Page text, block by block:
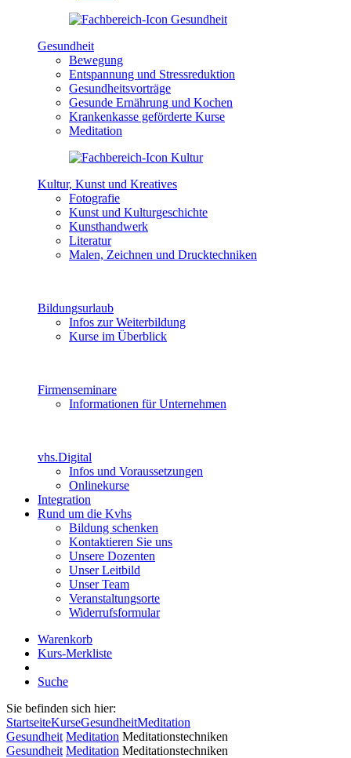
Gesundheit
Bewegung
Entspannung und Stressreduktion
Gesundheitsvorträge
Gesunde Ernährung und Kochen
Krankenkasse geförderte Kurse
Meditation
Kultur, Kunst und Kreatives
Fotografie
Kunst und Kulturgeschichte
Kunsthandwerk
Literatur
Malen, Zeichnen und Drucktechniken
Bildungsurlaub
Infos zur Weiterbildung
Kurse im Überblick
Firmenseminare
Informationen für Unternehmen
vhs.Digital
Infos und Voraussetzungen
Onlinekurse
Integration
Rund um die Kvhs
Bildung schenken
Kontaktieren Sie uns
Unsere Dozenten
Unser Leitbild
Unser Team
Veranstaltungsorte
Widerrufsformular
Warenkorb
Kurs-Merkliste
Suche
Sie befinden sich hier:
StartseiteKurseGesundheitMeditation
Gesundheit Meditation Meditationstechniken
Gesundheit Meditation Meditationstechniken